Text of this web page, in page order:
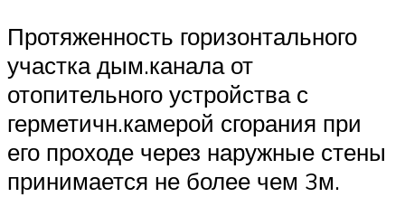
Протяженность горизонтального
участка дым.канала от
отопительного устройства с
герметичн.камерой сгорания при
его проходе через наружные стены
принимается не более чем 3м.